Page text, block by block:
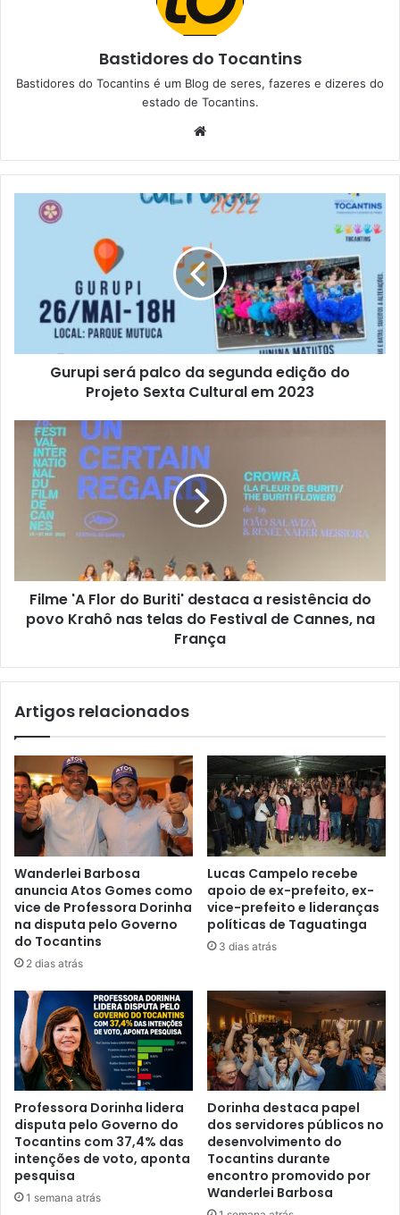
Bastidores do Tocantins
Bastidores do Tocantins é um Blog de seres, fazeres e dizeres do
estado de Tocantins.
b
s
t
e
Gurupi será palco da segunda edição do
Projeto Sexta Cultural em 2023
Filme 'A Flor do Buriti' destaca a resistência do
povo Krahô nas telas do Festival de Cannes, na
França
Artigos relacionados
Wanderlei Barbosa
anuncia Atos Gomes como
vice de Professora Dorinha
na disputa pelo Governo
do Tocantins
2 dias atrás
Lucas Campelo recebe
apoio de ex-prefeito, ex-
vice-prefeito e lideranças
políticas de Taguatinga
3 dias atrás
Professora Dorinha lidera
disputa pelo Governo do
Tocantins com 37,4% das
intenções de voto, aponta
pesquisa
1 semana atrás
Dorinha destaca papel
dos servidores públicos no
desenvolvimento do
Tocantins durante
encontro promovido por
Wanderlei Barbosa